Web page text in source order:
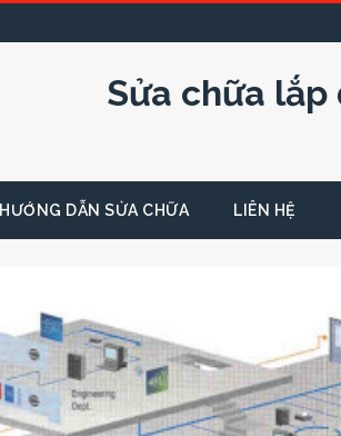
Sửa chữa lắp
HƯỚNG DẪN SỬA CHỮA LIÊN HỆ